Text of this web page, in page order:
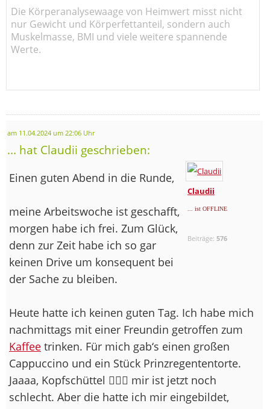
Die Körperanalysewaage von Heimwert misst nicht
nur Gewicht und Körperfettanteil, sondern auch
Muskelmasse, BMI und viele weitere spannende
Werte.
am 11.04.2024 um 22:06 Uhr
... hat Claudii geschrieben:
Claudii
... ist OFFLINE
Beiträge:576
Einen guten Abend in die Runde,
meine Arbeitswoche ist geschafft,
morgen habe ich frei. Zum Glück,
denn zur Zeit habe ich so gar
keinen Drive um konsequent bei
der Sache zu bleiben.
Heute hatte ich keinen guten Tag. Ich habe mich
nachmittags mit einer Freundin getroffen zum
Kaffee trinken. Für mich gab‘s einen großen
Cappuccino und ein Stück Prinzregententorte.
Jaaaa, Kopfschüttel 🤦🏼‍♀️ mir ist jetzt noch
schlecht. Aber die hatte ich mir eingebildet,